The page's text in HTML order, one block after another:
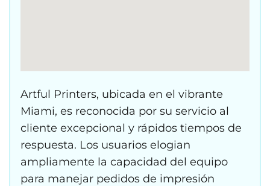
Artful Printers, ubicada en el vibrante
Miami, es reconocida por su servicio al
cliente excepcional y rápidos tiempos de
respuesta. Los usuarios elogian
ampliamente la capacidad del equipo
para manejar pedidos de impresión